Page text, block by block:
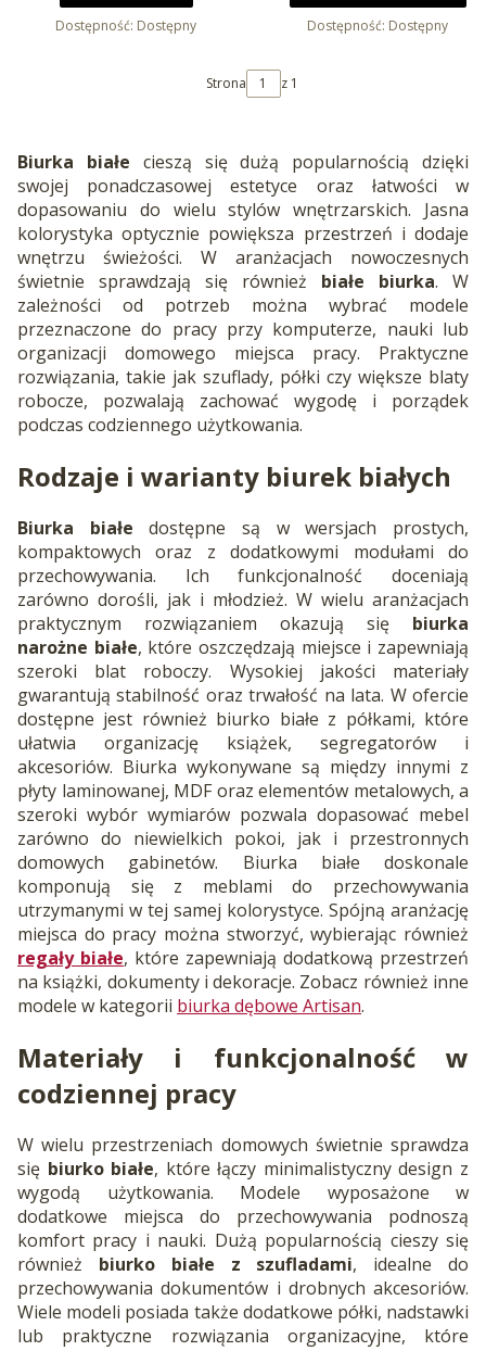
Dostępność: Dostępny Dostępność: Dostępny
Strona z 1
Biurka białe cieszą się dużą popularnością dzięki
swojej ponadczasowej estetyce oraz łatwości w
dopasowaniu do wielu stylów wnętrzarskich. Jasna
kolorystyka optycznie powiększa przestrzeń i dodaje
wnętrzu świeżości. W aranżacjach nowoczesnych
świetnie sprawdzają się również białe biurka. W
zależności od potrzeb można wybrać modele
przeznaczone do pracy przy komputerze, nauki lub
organizacji domowego miejsca pracy. Praktyczne
rozwiązania, takie jak szuflady, półki czy większe blaty
robocze, pozwalają zachować wygodę i porządek
podczas codziennego użytkowania.
Rodzaje i warianty biurek białych
Biurka białe dostępne są w wersjach prostych,
kompaktowych oraz z dodatkowymi modułami do
przechowywania. Ich funkcjonalność doceniają
zarówno dorośli, jak i młodzież. W wielu aranżacjach
praktycznym rozwiązaniem okazują się biurka
narożne białe, które oszczędzają miejsce i zapewniają
szeroki blat roboczy. Wysokiej jakości materiały
gwarantują stabilność oraz trwałość na lata. W ofercie
dostępne jest również biurko białe z półkami, które
ułatwia organizację książek, segregatorów i
akcesoriów. Biurka wykonywane są między innymi z
płyty laminowanej, MDF oraz elementów metalowych, a
szeroki wybór wymiarów pozwala dopasować mebel
zarówno do niewielkich pokoi, jak i przestronnych
domowych gabinetów. Biurka białe doskonale
komponują się z meblami do przechowywania
utrzymanymi w tej samej kolorystyce. Spójną aranżację
miejsca do pracy można stworzyć, wybierając również
regały białe, które zapewniają dodatkową przestrzeń
na książki, dokumenty i dekoracje. Zobacz również inne
modele w kategorii biurka dębowe Artisan.
Materiały i funkcjonalność w
codziennej pracy
W wielu przestrzeniach domowych świetnie sprawdza
się biurko białe, które łączy minimalistyczny design z
wygodą użytkowania. Modele wyposażone w
dodatkowe miejsca do przechowywania podnoszą
komfort pracy i nauki. Dużą popularnością cieszy się
również biurko białe z szufladami, idealne do
przechowywania dokumentów i drobnych akcesoriów.
Wiele modeli posiada także dodatkowe półki, nadstawki
lub praktyczne rozwiązania organizacyjne, które